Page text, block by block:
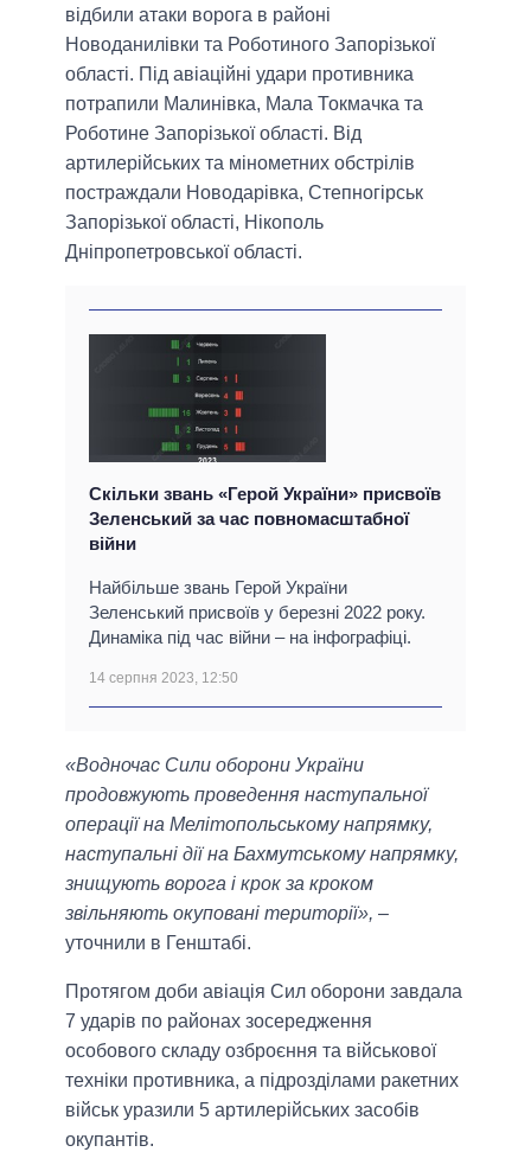
відбили атаки ворога в районі
Новоданилівки та Роботиного Запорізької
області. Під авіаційні удари противника
потрапили Малинівка, Мала Токмачка та
Роботине Запорізької області. Від
артилерійських та мінометних обстрілів
постраждали Новодарівка, Степногірськ
Запорізької області, Нікополь
Дніпропетровської області.
Скільки звань «Герой України» присвоїв
Зеленський за час повномасштабної
війни
Найбільше звань Герой України
Зеленський присвоїв у березні 2022 року.
Динаміка під час війни – на інфографіці.
14 серпня 2023, 12:50
«Водночас Сили оборони України
продовжують проведення наступальної
операції на Мелітопольському напрямку,
наступальні дії на Бахмутському напрямку,
знищують ворога і крок за кроком
звільняють окуповані території», –
уточнили в Генштабі.
Протягом доби авіація Сил оборони завдала
7 ударів по районах зосередження
особового складу озброєння та військової
техніки противника, а підрозділами ракетних
військ уразили 5 артилерійських засобів
окупантів.